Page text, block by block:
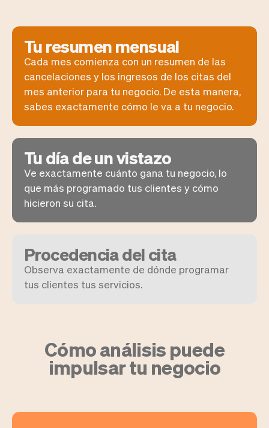
Vender
Tickets
Marketing
Pagos
Diseño
Ausencias
Clientes
Equipo
Entregas
Tu resumen mensual
Cada mes comienza con un resumen de las
cancelaciones y los ingresos de los citas del
mes anterior para tu negocio. De esta manera,
sabes exactamente cómo le va a tu negocio.
Tu día de un vistazo
Ve exactamente cuánto gana tu negocio, lo
que más programado tus clientes y cómo
hicieron su cita.
Procedencia del cita
Observa exactamente de dónde programar
tus clientes tus servicios.
Cómo análisis puede
impulsar tu negocio